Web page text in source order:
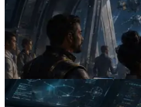
ERPC 發布支援 x402
— AI Agent 按需為
閱讀本文